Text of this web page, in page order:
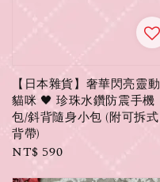
【日本雜貨】奢華閃亮靈動
貓咪 🖤 珍珠水鑽防震手機
包/斜背隨身小包 (附可拆式
背帶)
Regular
NT$ 590